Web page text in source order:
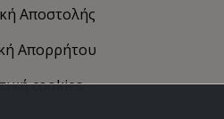
Αποστολής
Απορρήτου
cookies